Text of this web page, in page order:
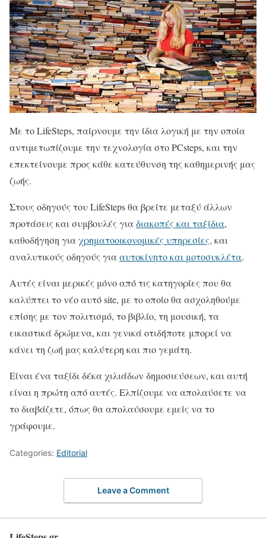
Με το LifeSteps, παίρνουμε την ίδια λογική με την οποία
αντιμετωπίζουμε την τεχνολογία στο PCsteps, και την
επεκτείνουμε προς κάθε κατεύθυνση της καθημερινής μας
ζωής.
Στους οδηγούς του LifeSteps θα βρείτε μεταξύ άλλων
προτάσεις και συμβουλές γιαδιακοπές και ταξίδια,
καθοδήγηση γιαχρηματοοικονομικές υπηρεσίες, και
αναλυτικούς οδηγούς γιααυτοκίνητο και μοτοσυκλέτα.
Αυτές είναι μερικές μόνο από τις κατηγορίες που θα
καλύπτει το νέο αυτό site, με το oποίο θα ασχοληθούμε
επίσης με τον πολιτισμό, το βιβλίο, τη μουσική, τα
εικαστικά δρώμενα, και γενικά οτιδήποτε μπορεί να
κάνει τη ζωή μας καλύτερη και πιο γεμάτη.
Είναι ένα ταξίδι δέκα χιλιάδων δημοσιεύσεων, και αυτή
είναι η πρώτη από αυτές. Ελπίζουμε να απολαύσετε να
το διαβάζετε, όπως θα απολαύσουμε εμείς να το
γράφουμε.
Categories: Editorial
Leave a Comment